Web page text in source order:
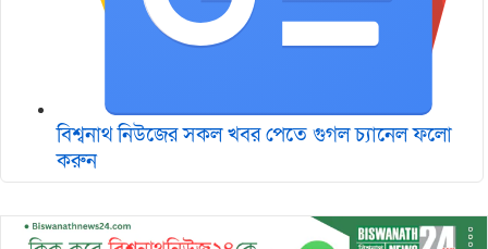
বিশ্বনাথ নিউজের সকল খবর পেতে গুগল চ‌্যানেল ফলো
করুন